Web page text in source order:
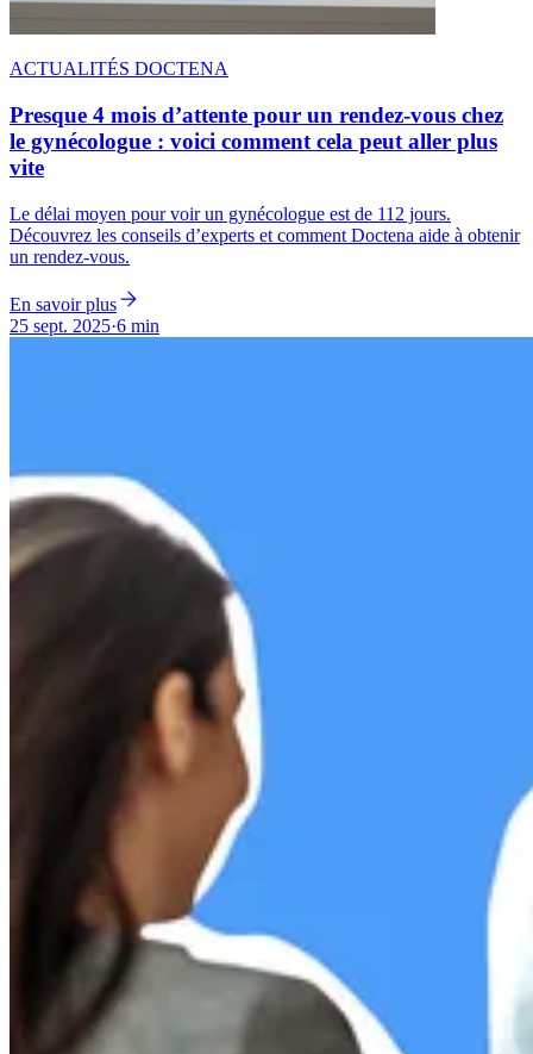
ACTUALITÉS DOCTENA
Presque 4 mois d’attente pour un rendez-vous chez
le gynécologue : voici comment cela peut aller plus
vite
Le délai moyen pour voir un gynécologue est de 112 jours.
Découvrez les conseils d’experts et comment Doctena aide à obtenir
un rendez-vous.
En savoir plus
25 sept. 2025·6 min